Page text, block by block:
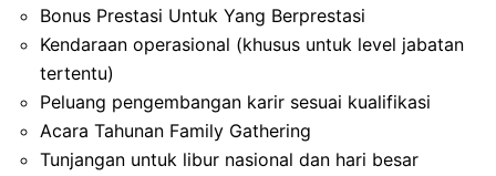
Bonus Prestasi Untuk Yang Berprestasi
Kendaraan operasional (khusus untuk level jabatan
tertentu)
Peluang pengembangan karir sesuai kualifikasi
Acara Tahunan Family Gathering
Tunjangan untuk libur nasional dan hari besar